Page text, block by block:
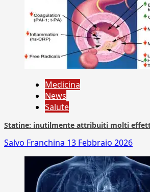
Medicina
News
Salute
Statine: inutilmente attribuiti molti
Salvo Franchina 13 Febbraio 2026